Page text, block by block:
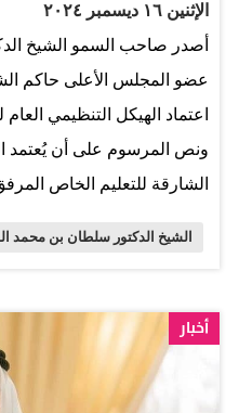
الإثنين ١٦ ديسمبر ٢٠٢٤
أصدر صاحب السمو الشيخ
عضو المجلس الأعلى حاكم
اعتماد الهيكل التنظيمي
ونص المرسوم على أن يُعتمد
الشارقة للتعليم الخاص
في الهيئة بما يتفق
وحدات تنظيمية تتبع
العام. المصدر: البيان
الشيخ الدكتور سلطان بن محمد
أخبار